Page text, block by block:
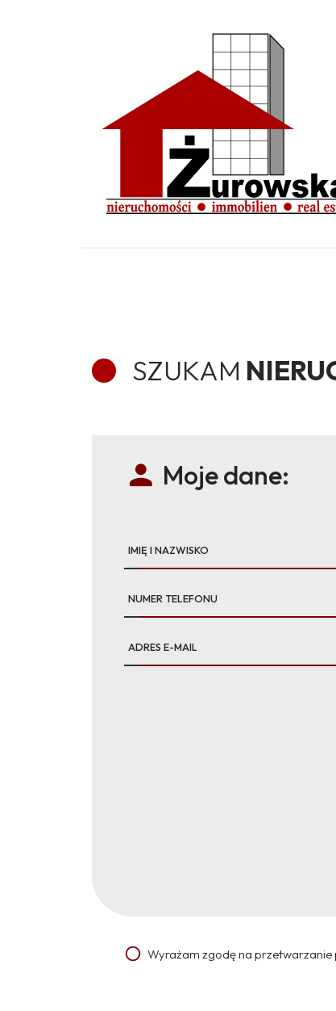
SZUKAM
Moje dane:
IMIĘ I NAZWISKO
NUMER TELEFONU
ADRES E-MAIL
Wyrażam zgodę na przetwarzanie